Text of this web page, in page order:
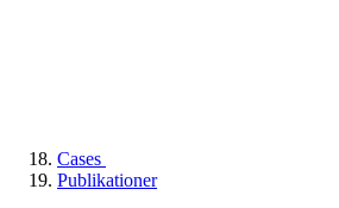
Cases
Publikationer